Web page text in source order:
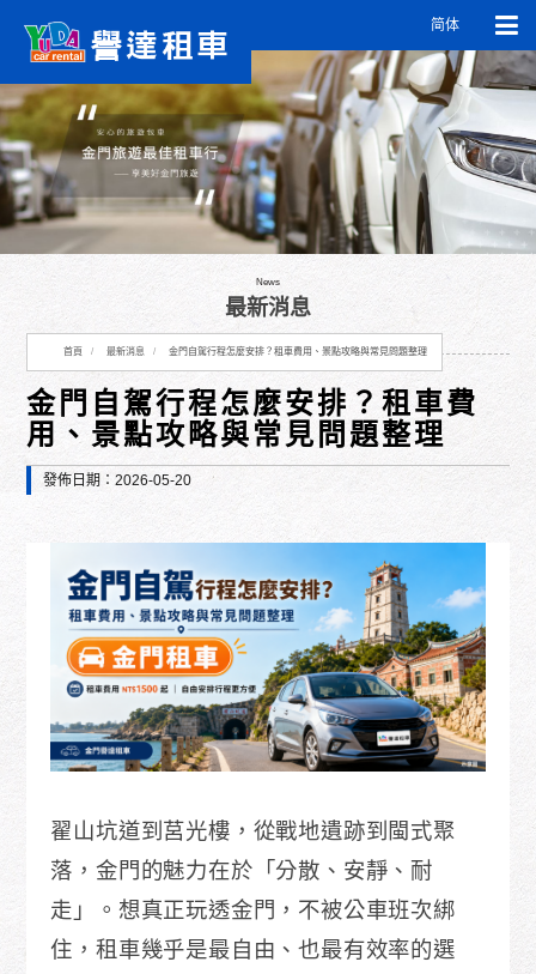
简体
News
最新消息
首頁 最新消息 金門自駕行程怎麼安排？租車費用、景點攻略與常見問題整理
金門自駕行程怎麼安排？租車費
用、景點攻略與常見問題整理
發佈日期：2026-05-20
翟山坑道到莒光樓，從戰地遺跡到閩式聚
落，金門的魅力在於「分散、安靜、耐
走」。想真正玩透金門，不被公車班次綁
住，租車幾乎是最自由、也最有效率的選